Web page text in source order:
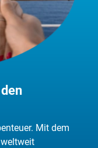
Mit dem